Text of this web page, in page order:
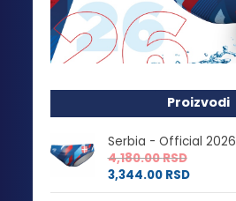
Proizvodi
Serbia - Official 2026
4,180.00RSD
3,344.00 RSD